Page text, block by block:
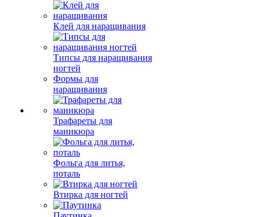
Клей для наращивания
Типсы для наращивания
ногтей
Формы для
наращивания
Трафареты для
маникюра
Фольга для литья,
поталь
Втирка для ногтей